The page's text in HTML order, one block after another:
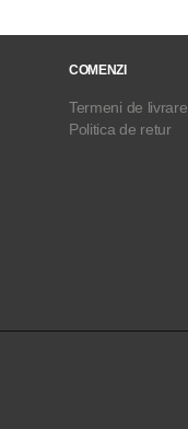
COMENZI
Termeni de livrare
Politica de retur